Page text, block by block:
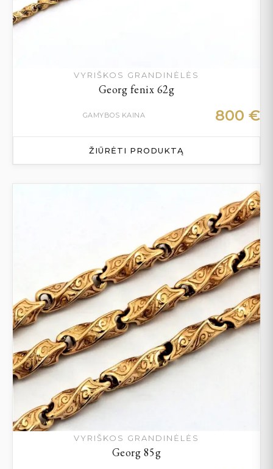
VYRIŠKOS GRANDINĖLĖS
Georg fenix 62g
GAMYBOS KAINA 800 €
ŽIŪRĖTI PRODUKTĄ
VYRIŠKOS GRANDINĖLĖS
Georg 85g